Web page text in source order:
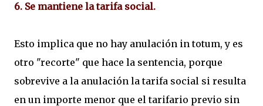
6. Se mantiene la tarifa social.
Esto implica que no hay anulación in totum, y es
otro "recorte" que hace la sentencia, porque
sobrevive a la anulación la tarifa social si resulta
en un importe menor que el tarifario previo sin